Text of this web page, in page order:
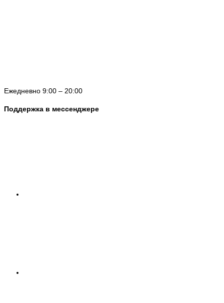
Ежедневно 9:00 – 20:00
Поддержка в мессенджере